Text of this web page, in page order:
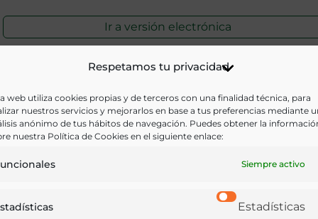
Respetamos tu privacidad
web utiliza cookies propias y de terceros con una finalidad técnica, para
nuestros servicios y mejorarlos en base a tus preferencias mediante
anónimo de tus hábitos de navegación. Puedes obtener la
nuestra Política de Cookies en el siguiente enlace:
Siempre activo
Estadísticas
Ir a versión electrónica
del cuidado del hogar y de sus miembros. Entre los
y al cuidado del cuerpo, tanto de adultos como de
Dieta. El buen alimento. El vegetarianismo. El arte de